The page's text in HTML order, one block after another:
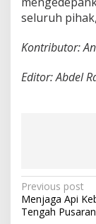
seluruh
Kontributor:
Editor: Abdel
P
o
Previous post
Menjaga Api
Tengah